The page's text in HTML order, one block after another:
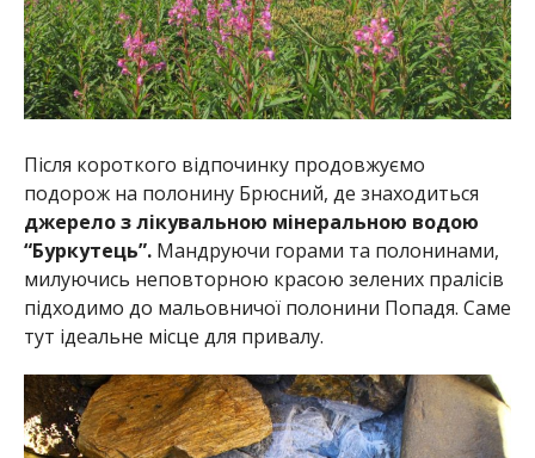
Після короткого відпочинку продовжуємо
подорож на полонину Брюсний, де знаходиться
джерело з лікувальною мінеральною водою
“Буркутець”.Мандруючи горами та полонинами,
милуючись неповторною красою зелених пралісів
підходимо до мальовничої полонини Попадя. Саме
тут ідеальне місце для привалу.